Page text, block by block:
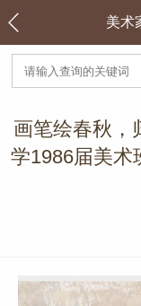
美术
画笔绘春秋
学1986届美术